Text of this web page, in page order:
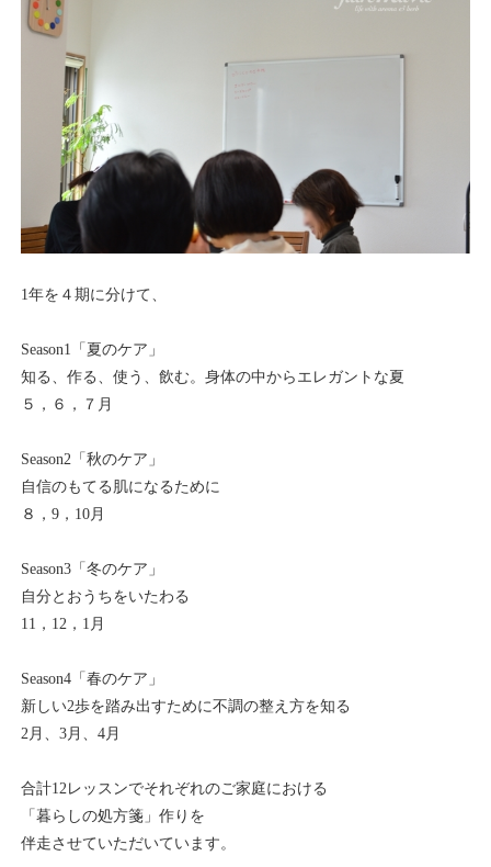
1年を４期に分けて、
Season1「夏のケア」
知る、作る、使う、飲む。身体の中からエレガントな夏
５，６，７月
Season2「秋のケア」
自信のもてる肌になるために
８，9，10月
Season3「冬のケア」
自分とおうちをいたわる
11，12，1月
Season4「春のケア」
新しい2歩を踏み出すために不調の整え方を知る
2月、3月、4月
合計12レッスンでそれぞれのご家庭における
「暮らしの処方箋」作りを
伴走させていただいています。